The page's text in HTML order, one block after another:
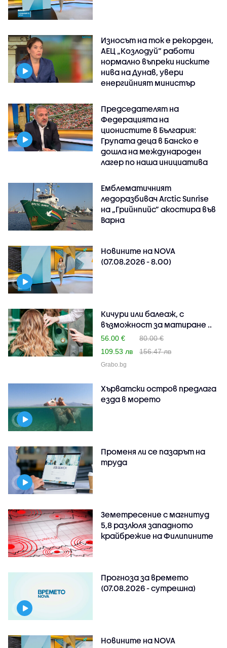
Износът на ток е рекорден,
АЕЦ „Козлодуй“ работи
нормално въпреки ниските
нива на Дунав, увери
енергийният министър
Председателят на
Федерацията на
ционистите в България:
Групата деца в Банско е
дошла на международен
лагер по наша инициатива
Емблематичният
ледоразбивач Arctic Sunrise
на „Грийнпийс” акостира във
Варна
Новините на NOVA
(07.08.2026 - 8.00)
Кичури или балеаж, с
възможност за матиране ..
56.00 €
80.00 €
109.53 лв
156.47 лв
Grabo.bg
Хърватски остров предлага
езда в морето
Променя ли се пазарът на
труда
Земетресение с магнитуд
5,8 разлюля западното
крайбрежие на Филипините
Прогноза за времето
(07.08.2026 - сутрешна)
Новините на NOVA